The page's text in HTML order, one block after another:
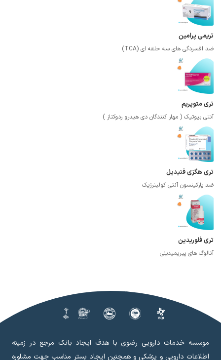
تریمی پرامین
ضد افسردگی های سه حلقه ای (TCA)
تری متوپریم
آنتی بیوتیک ( مهار کنندگان دی هیدرو ردوکتاز )
تری هگزی فنیدیل
ضد پارکینسون آنتی کولینرژیک
تری فلوریدین
آنالوگ های پیریمیدینی
موسسه خدمات دارویی رضوی با هدف ایجاد بانک مرجع در زمینه
اطلاعات دارویی و پزشکی و همچنین ایجاد بستر مناسب جهت مشاوره